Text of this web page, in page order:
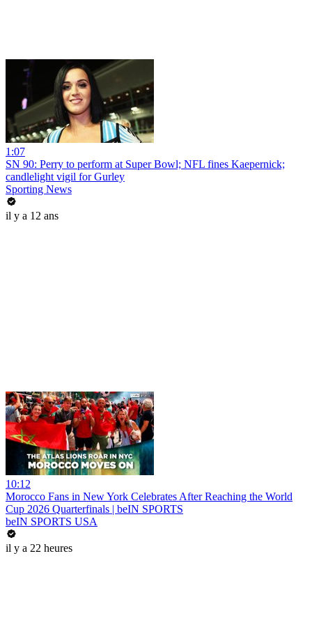
1:07
SN 90: Perry to perform at Super Bowl; NFL fines Kaepernick;
candlelight vigil for Gurley
Sporting News
il y a 12 ans
10:12
Morocco Fans in New York Celebrates After Reaching the World
Cup 2026 Quarterfinals | beIN SPORTS
beIN SPORTS USA
il y a 22 heures